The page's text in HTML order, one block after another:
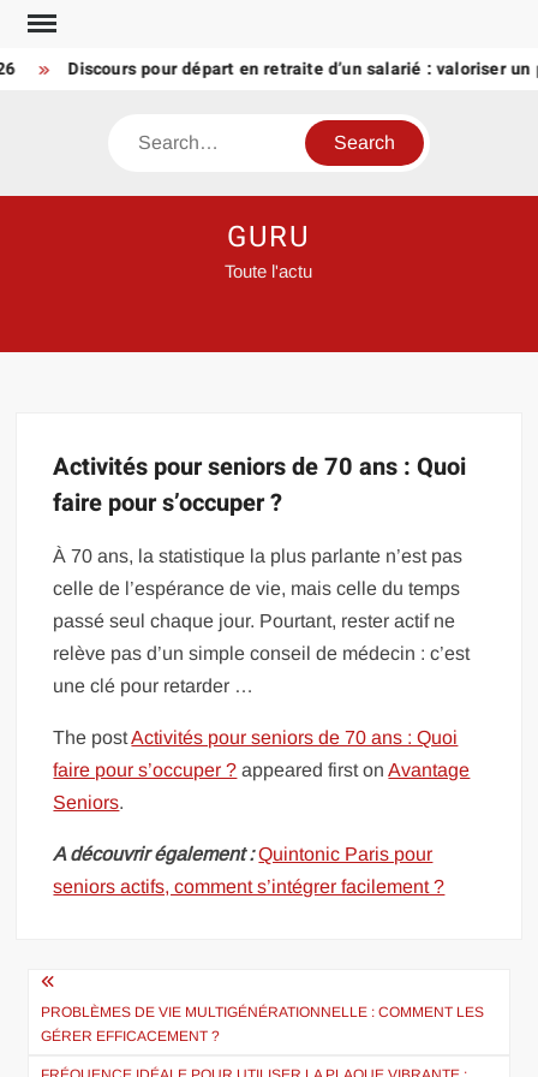
Skip
content
Discours pour départ en retraite d’un salarié : valoriser
Search
GURU
Toute l'actu
Activités pour seniors de 70 ans : Quoi
faire pour s’occuper ?
À 70 ans, la statistique la plus parlante n’est pas
celle de l’espérance de vie, mais celle du temps
passé seul chaque jour. Pourtant, rester actif ne
relève pas d’un simple conseil de médecin : c’est
une clé pour retarder …
The postActivités pour seniors de 70 ans : Quoi
faire pour s’occuper ? appeared first onAvantage
Seniors.
A découvrir également : Quintonic Paris pour
seniors actifs, comment s’intégrer facilement ?
Navigation
de
l’article
PROBLÈMES DE VIE MULTIGÉNÉRATIONNELLE : COMMENT LES
GÉRER EFFICACEMENT ?